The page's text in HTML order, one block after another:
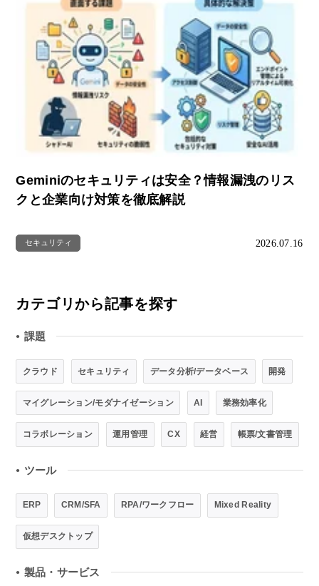
Geminiのセキュリティは安全？情報漏洩のリス
クと企業向け対策を徹底解説
セキュリティ 2026.07.16
カテゴリから記事を探す
● 課題
クラウド セキュリティ データ分析/データベース 開発
マイグレーション/モダナイゼーション AI 業務効率化
コラボレーション 運用管理 CX 経営 帳票/文書管理
● ツール
ERP CRM/SFA RPA/ワークフロー Mixed Reality
仮想デスクトップ
● 製品・サービス